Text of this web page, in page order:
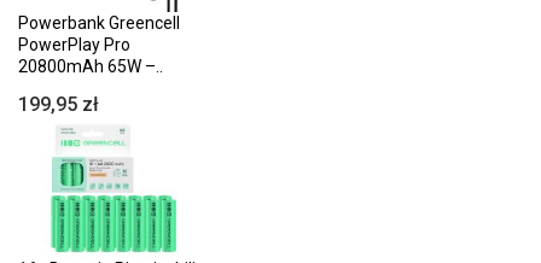
Powerbank Greencell
PowerPlay Pro
20800mAh 65W –..
199,95 zł